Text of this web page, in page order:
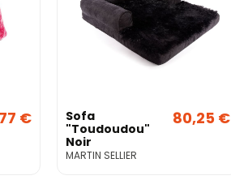
€
Sofa
"Toudoudou"
Noir
MARTIN SELLIER
80,25 €